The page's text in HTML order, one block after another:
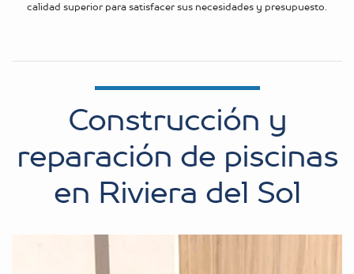
calidad superior para satisfacer sus necesidades y presupuesto.
Construcción y
reparación de piscinas
en Riviera del Sol